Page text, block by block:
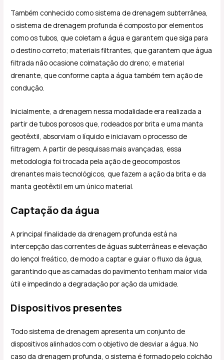
Também conhecido como sistema de drenagem subterrânea,
o sistema de drenagem profunda é composto por elementos
como os tubos, que coletam a água e garantem que siga para
o destino correto; materiais filtrantes, que garantem que água
filtrada não ocasione colmatação do dreno; e material
drenante, que conforme capta a água também tem ação de
condução.
Inicialmente, a drenagem nessa modalidade era realizada a
partir de tubos porosos que, rodeados por brita e uma manta
geotêxtil, absorviam o líquido e iniciavam o processo de
filtragem. A partir de pesquisas mais avançadas, essa
metodologia foi trocada pela ação de geocompostos
drenantes mais tecnológicos, que fazem a ação da brita e da
manta geotêxtil em um único material.
Captação da água
A principal finalidade da drenagem profunda está na
intercepção das correntes de águas subterrâneas e elevação
do lençol freático, de modo a captar e guiar o fluxo da água,
garantindo que as camadas do pavimento tenham maior vida
útil e impedindo a degradação por ação da umidade.
Dispositivos presentes
Todo sistema de drenagem apresenta um conjunto de
dispositivos alinhados com o objetivo de desviar a água. No
caso da drenagem profunda, o sistema é formado pelo colchão